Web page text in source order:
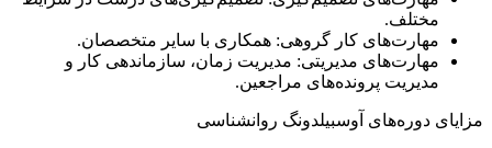
مختلف.
مهارت‌های کار گروهی: همکاری با سایر متخصصان.
مهارت‌های مدیریتی: مدیریت زمان، سازماندهی کار و
مدیریت پرونده‌های مراجعین.
مزایای دوره‌های آوسبیلدونگ روانشناسی